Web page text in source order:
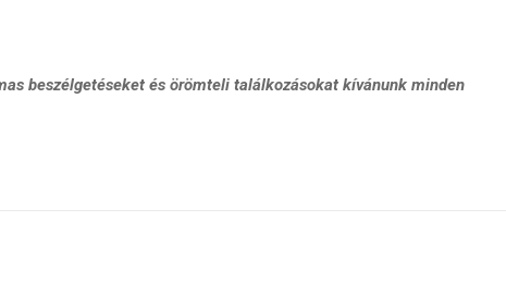
beszélgetéseket és örömteli találkozásokat kívánunk minden